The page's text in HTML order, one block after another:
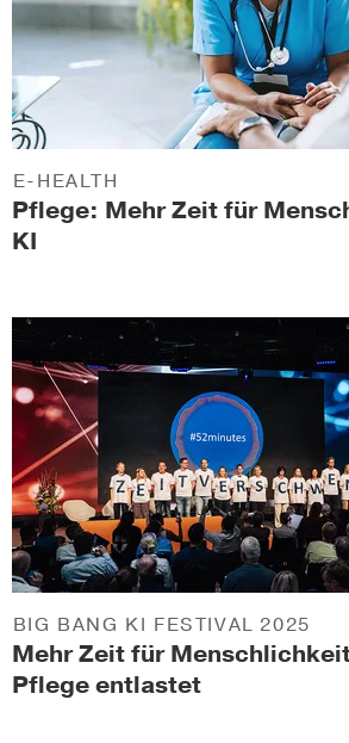
Pflege: Mehr Zeit für
KI
E-HEALTH
Mehr Zeit für
Pflege entlastet
BIG BANG KI FESTIVAL 2025